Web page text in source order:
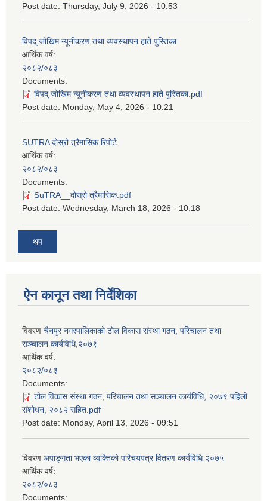
Post date: Thursday, July 9, 2026 - 10:53
विपद् जोखिम न्यूनीकरण तथा व्यवस्थापन हाते पुस्तिका
आर्थिक वर्ष:
२०८२/०८३
Documents:
विपद् जोखिम न्यूनीकरण तथा व्यवस्थापन हाते पुस्तिका.pdf
Post date: Monday, May 4, 2026 - 10:21
SUTRA दोस्रो त्रैमासिक रिपोर्ट
आर्थिक वर्ष:
२०८२/०८३
Documents:
SuTRA__दोस्रो त्रैमासिक.pdf
Post date: Wednesday, March 18, 2026 - 10:18
थप
ऐन कानून तथा निर्देशिका
विवरण चैनपुर नगरपालिकाको टोल विकास संस्था गठन, परिचालन तथा
सञ्चालन कार्यविधि,२०७९
आर्थिक वर्ष:
२०८२/०८३
Documents:
टोल विकास संस्था गठन, परिचालन तथा सञ्चालन कार्यविधि, २०७९ पहिलो
संशोधन, २०८२ सहित.pdf
Post date: Monday, April 13, 2026 - 09:51
विवरण अपाङ्गता भएका व्यक्तिको परिचयपत्र वितरण कार्यविधि २०७५
आर्थिक वर्ष:
२०८२/०८३
Documents: